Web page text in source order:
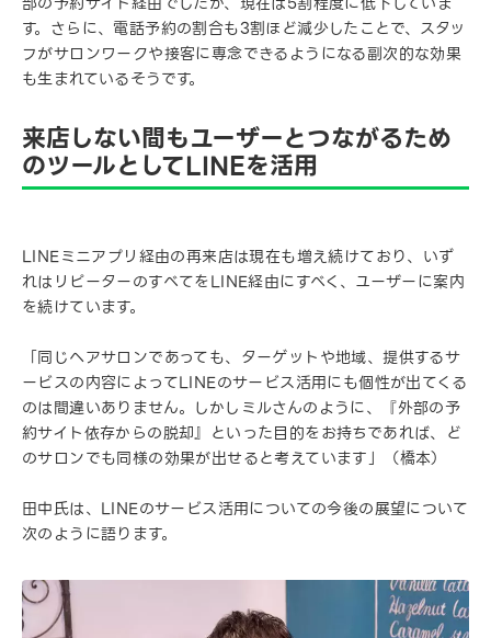
す。さらに、電話予約の割合も3割ほど減少したことで、スタッ
フがサロンワークや接客に専念できるようになる副次的な効果
も生まれているそうです。
来店しない間もユーザーとつながるため
のツールとしてLINEを活用
LINEミニアプリ経由の再来店は現在も増え続けており、いず
れはリピーターのすべてをLINE経由にすべく、ユーザーに案内
を続けています。
「同じヘアサロンであっても、ターゲットや地域、提供するサ
ービスの内容によってLINEのサービス活用にも個性が出てくる
のは間違いありません。しかしミルさんのように、『外部の予
約サイト依存からの脱却』といった目的をお持ちであれば、ど
のサロンでも同様の効果が出せると考えています」（橋本）
田中氏は、LINEのサービス活用についての今後の展望について
次のように語ります。